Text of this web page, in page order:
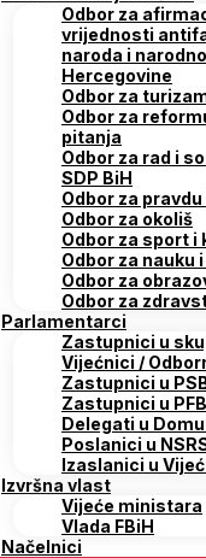
Odbor za
vrijednosti
naroda i
Hercegovine
Odbor za
Odbor za
pitanja
Odbor za rad i
SDP BiH
Odbor za
Odbor za okoliš
Odbor za sport i
Odbor za nauku
Odbor za
Odbor za
Parlamentarci
Zastupnici u
Vijećnici /
Zastupnici u
Zastupnici u
Delegati u
Poslanici u
Izaslanici u
Izvršna vlast
Vijeće ministara
Vlada FBiH
Načelnici